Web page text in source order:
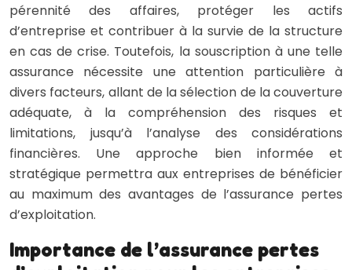
pérennité des affaires, protéger les actifs
d’entreprise et contribuer à la survie de la structure
en cas de crise. Toutefois, la souscription à une telle
assurance nécessite une attention particulière à
divers facteurs, allant de la sélection de la couverture
adéquate, à la compréhension des risques et
limitations, jusqu’à l’analyse des considérations
financières. Une approche bien informée et
stratégique permettra aux entreprises de bénéficier
au maximum des avantages de l’assurance pertes
d’exploitation.
Importance de l’assurance pertes